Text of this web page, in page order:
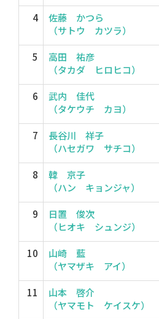
4
佐藤 かつら
（サトウ カツラ）
5
高田 祐彦
（タカダ ヒロヒコ）
6
武内 佳代
（タケウチ カヨ）
7
長谷川 祥子
（ハセガワ サチコ）
8
韓 京子
（ハン キョンジャ）
9
日置 俊次
（ヒオキ シュンジ）
10
山崎 藍
（ヤマザキ アイ）
11
山本 啓介
（ヤマモト ケイスケ）